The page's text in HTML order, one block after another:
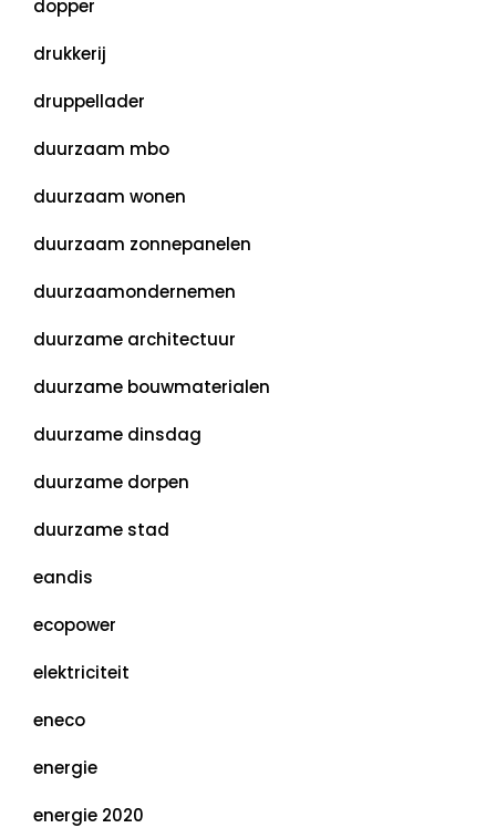
dopper
drukkerij
druppellader
duurzaam mbo
duurzaam wonen
duurzaam zonnepanelen
duurzaamondernemen
duurzame architectuur
duurzame bouwmaterialen
duurzame dinsdag
duurzame dorpen
duurzame stad
eandis
ecopower
elektriciteit
eneco
energie
energie 2020